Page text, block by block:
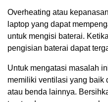
Overheating atau
laptop yang dapat
untuk mengisi baterai.
pengisian baterai dapat
Untuk mengatasi masalah
memiliki ventilasi yang baik
atau benda lainnya.